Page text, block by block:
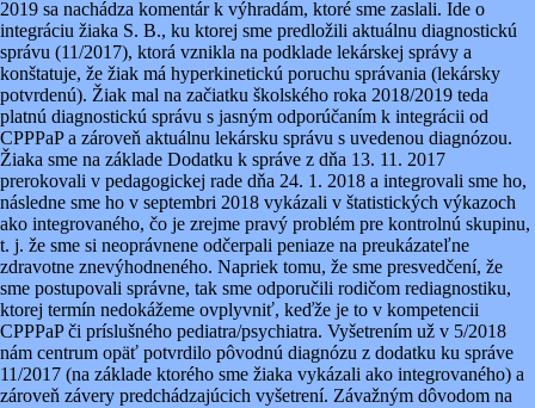
2019 sa nachádza komentár k výhradám, ktoré sme zaslali. Ide o
integráciu žiaka S. B., ku ktorej sme predložili aktuálnu diagnostickú
správu (11/2017), ktorá vznikla na podklade lekárskej správy a
konštatuje, že žiak má hyperkinetickú poruchu správania (lekársky
potvrdenú). Žiak mal na začiatku školského roka 2018/2019 teda
platnú diagnostickú správu s jasným odporúčaním k integrácii od
CPPPaP a zároveň aktuálnu lekársku správu s uvedenou diagnózou.
Žiaka sme na základe Dodatku k správe z dňa 13. 11. 2017
prerokovali v pedagogickej rade dňa 24. 1. 2018 a integrovali sme ho,
následne sme ho v septembri 2018 vykázali v štatistických výkazoch
ako integrovaného, čo je zrejme pravý problém pre kontrolnú skupinu,
t. j. že sme si neoprávnene odčerpali peniaze na preukázateľne
zdravotne znevýhodneného. Napriek tomu, že sme presvedčení, že
sme postupovali správne, tak sme odporučili rodičom rediagnostiku,
ktorej termín nedokážeme ovplyvniť, keďže je to v kompetencii
CPPPaP či príslušného pediatra/psychiatra. Vyšetrením už v 5/2018
nám centrum opäť potvrdilo pôvodnú diagnózu z dodatku ku správe
11/2017 (na základe ktorého sme žiaka vykázali ako integrovaného) a
zároveň závery predchádzajúcich vyšetrení. Závažným dôvodom na